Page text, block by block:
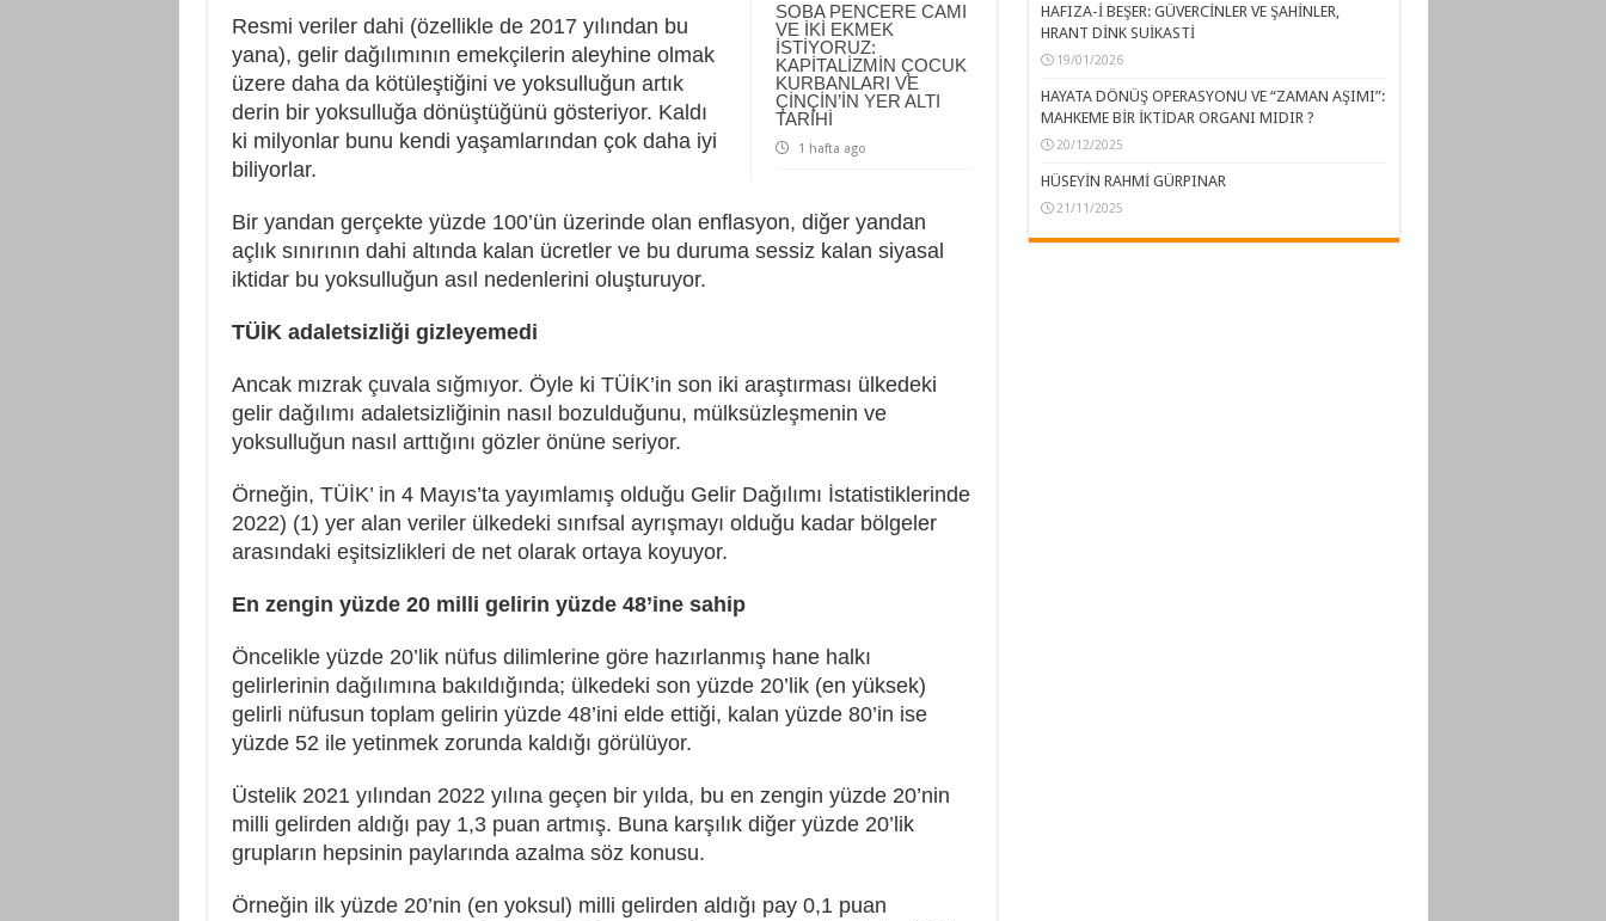
SOBA PENCERE CAMI
VE İKİ EKMEK
İSTİYORUZ:
KAPİTALİZMİN ÇOCUK
KURBANLARI VE
ÇİNÇİN’İN YER ALTI
TARİHİ
1 hafta ago
Resmi veriler dahi (özellikle de 2017 yılından bu
yana), gelir dağılımının emekçilerin aleyhine olmak
üzere daha da kötüleştiğini ve yoksulluğun artık
derin bir yoksulluğa dönüştüğünü gösteriyor. Kaldı
ki milyonlar bunu kendi yaşamlarından çok daha iyi
biliyorlar.
Bir yandan gerçekte yüzde 100’ün üzerinde olan enflasyon, diğer yandan
açlık sınırının dahi altında kalan ücretler ve bu duruma sessiz kalan siyasal
iktidar bu yoksulluğun asıl nedenlerini oluşturuyor.
TÜİK adaletsizliği gizleyemedi
Ancak mızrak çuvala sığmıyor. Öyle ki TÜİK’in son iki araştırması ülkedeki
gelir dağılımı adaletsizliğinin nasıl bozulduğunu, mülksüzleşmenin ve
yoksulluğun nasıl arttığını gözler önüne seriyor.
Örneğin, TÜİK’ in 4 Mayıs’ta yayımlamış olduğu Gelir Dağılımı İstatistiklerinde
2022) (1) yer alan veriler ülkedeki sınıfsal ayrışmayı olduğu kadar bölgeler
arasındaki eşitsizlikleri de net olarak ortaya koyuyor.
En zengin yüzde 20 milli gelirin yüzde 48’ine sahip
Öncelikle yüzde 20’lik nüfus dilimlerine göre hazırlanmış hane halkı
gelirlerinin dağılımına bakıldığında; ülkedeki son yüzde 20’lik (en yüksek)
gelirli nüfusun toplam gelirin yüzde 48’ini elde ettiği, kalan yüzde 80’in ise
yüzde 52 ile yetinmek zorunda kaldığı görülüyor.
Üstelik 2021 yılından 2022 yılına geçen bir yılda, bu en zengin yüzde 20’nin
milli gelirden aldığı pay 1,3 puan artmış. Buna karşılık diğer yüzde 20’lik
grupların hepsinin paylarında azalma söz konusu.
Örneğin ilk yüzde 20’nin (en yoksul) milli gelirden aldığı pay 0,1 puan
HAFIZA-İ BEŞER: GÜVERCİNLER VE ŞAHİNLER,
HRANT DİNK SUİKASTİ
19/01/2026
HAYATA DÖNÜŞ OPERASYONU VE “ZAMAN AŞIMI”:
MAHKEME BİR İKTİDAR ORGANI MIDIR ?
20/12/2025
HÜSEYİN RAHMİ GÜRPINAR
21/11/2025